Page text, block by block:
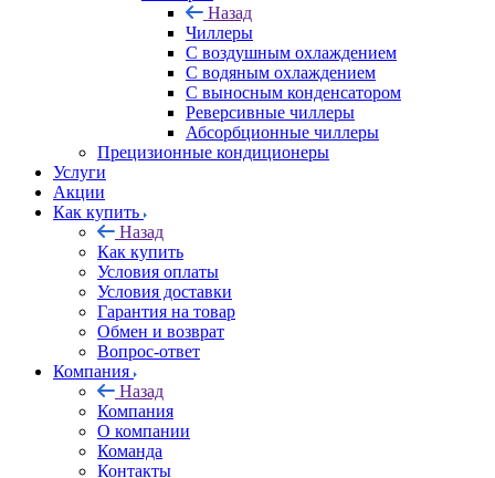
Назад
Чиллеры
С воздушным охлаждением
С водяным охлаждением
С выносным конденсатором
Реверсивные чиллеры
Абсорбционные чиллеры
Прецизионные кондиционеры
Услуги
Акции
Как купить
Назад
Как купить
Условия оплаты
Условия доставки
Гарантия на товар
Обмен и возврат
Вопрос-ответ
Компания
Назад
Компания
О компании
Команда
Контакты